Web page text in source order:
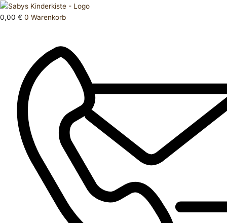
Zum
Inhalt
0,00 € 0 Warenkorb
Products
search
T
Shirt